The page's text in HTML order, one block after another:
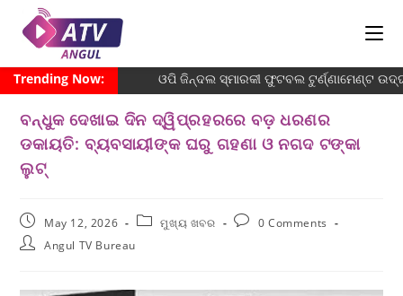
Trending Now: ଓପି ଜିନ୍ଦଲ ସ୍ମାରକୀ ଫୁଟବଲ ଟୁର୍ଣ୍ଣାମେଣ୍ଟ
ବନ୍ଧୁକ ଦେଖାଇ ଦିନ ଦ୍ୱିପ୍ରହରରେ ବଡ଼ ଧରଣର
ଡକାୟତି: ବ୍ୟବସାୟୀଙ୍କ ଘରୁ ଗହଣା ଓ ନଗଦ ଟଙ୍କା
ଲୁଟ୍
May 12, 2026 ମୁଖ୍ୟ ଖବର
0 Comments
Angul TV Bureau